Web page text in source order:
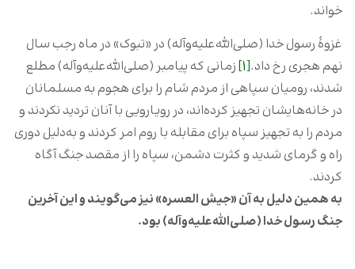
خواند.
غزوۀ رسول خدا (صلی‌الله‌علیه‌وآله) در «تبوک» در ماه رجب سال
نهم هجری رخ داد.[1] زمانی که پیامبر (صلی‌الله‌علیه‌وآله) مطلع
شدند، رومیان سپاهی از مردم شام را برای هجوم به مسلمانان
در خانه‌هایشان تجهیز کرده‌اند، در رویارویی با آنان تردید نکردند و
مردم را به تجهیز سپاه برای مقابله با روم امر کردند و به‌دلیل دوری
راه و گرمای شدید و کثرت دشمن، سپاه را از مقصد جنگ آگاه
کردند.
به همین دلیل به آن «جیش العسره» نیز می‌گویند و این آخرین
جنگ رسول خدا (صلی‌الله‌علیه‌وآله) بود.